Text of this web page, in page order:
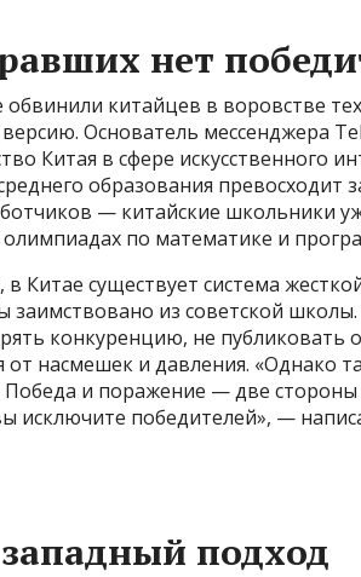
нет
китайцев в воровстве
Основатель мессенджера
Китая в сфере искусственного
образования превосходит
— китайские школьники
по математике и
Китае существует система
заимствовано из советской
конкуренцию, не публиковать
от насмешек и давления. «Однако
Победа и поражение — две
исключите победителей», —
подход